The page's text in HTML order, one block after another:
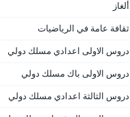
ألغاز
ثقافة عامة في الرياضيات
دروس الاولى اعدادي مسلك دولي
دروس الاولى باك مسلك دولي
دروس الثالثة اعدادي مسلك دولي